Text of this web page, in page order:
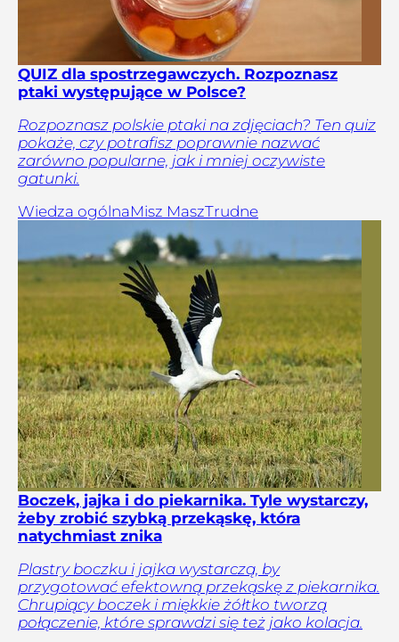
QUIZ dla spostrzegawczych. Rozpoznasz
ptaki występujące w Polsce?
Rozpoznasz polskie ptaki na zdjęciach? Ten quiz
pokaże, czy potrafisz poprawnie nazwać
zarówno popularne, jak i mniej oczywiste
gatunki.
Wiedza ogólnaMisz MaszTrudne
Boczek, jajka i do piekarnika. Tyle wystarczy,
żeby zrobić szybką przekąskę, która
natychmiast znika
Plastry boczku i jajka wystarczą, by
przygotować efektowną przekąskę z piekarnika.
Chrupiący boczek i miękkie żółtko tworzą
połączenie, które sprawdzi się też jako kolacja.